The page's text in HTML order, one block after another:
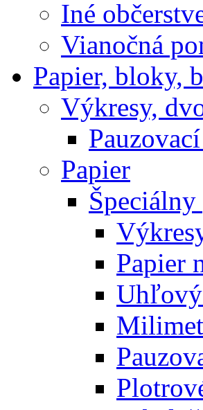
Iné
Vianočná
Papier, bloky,
Výkresy,
Papier
Papier